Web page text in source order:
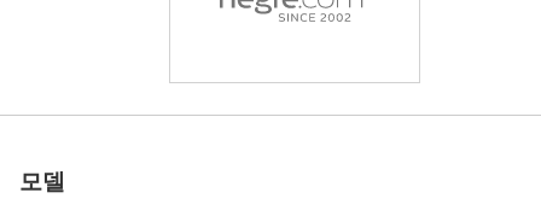
알리야 스피커 #31
웃기고 섹시한 하나 #48
Anna S 금속 계단 #38Anna S 크리스마스 반짝이 #46
Anna S 크리스마스 반짝이 #14
줄라 베이비 오일 #19
로 평가됨
우리와 함께하세
요
Anna S 블랙 온 블랙 #33클로버 메탈 스툴 #37
니카 화이트 스테이 업 #25
니카 화이트 스테이 업 #61
Krista Lysa Ruslana 트리오 #69
알리야 기념물 #20
로 평가됨
우리와 함께하세
요
안나 S 원탁 #19니카 화이트 스테이 업 #73
줄라 블랙 셔츠 #21
안나 S 베개 #12
Anna S 블랙 온 블랙 #5Anna S 아메리칸 어패럴 양말 #24
로 평가됨
우리와 함께하세
요
Anna L 여성 인물 #27에바 S. 블루 스툴 #40
알리야 미러 뮤즈 2부 #26
클로버 메탈 스툴 #41
글로리아 아메리칸 어패럴 컷아웃 팬티스타킹 #68
테레자 풀 피규어 #75
빅토리아 R 핫 쇼츠 #65
줄라 베이비 오일 #15
제인 엘리트 모델 #6
멜리사 패션 #9
로 평가됨
우리와 함께하세
요
니콜라 라인 오브 뷰티 #12
테레자 풀 피규어 #79
테레자 풀 피규어 #87
Elvira 빨간 의자 part2 #92
Anna S 거품 의자 #23클로버 메탈 스툴 #85
로 평가됨
우리와 함께하세
요
타샤 벌거벗은 올림픽 선수 #24
Evi 독일 섹스 폭탄 #51
에비 세인트 #106
에리카 F 클로즈업 #11Eva S. 골든 리플렉터 #42
Nika 스튜디오 설정 #56
로 평가됨
우리와 함께하세
요
엘비라 웨딩 스튜디오 #57
모델